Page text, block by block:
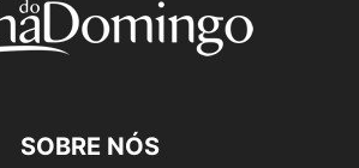
SOBRE NÓS